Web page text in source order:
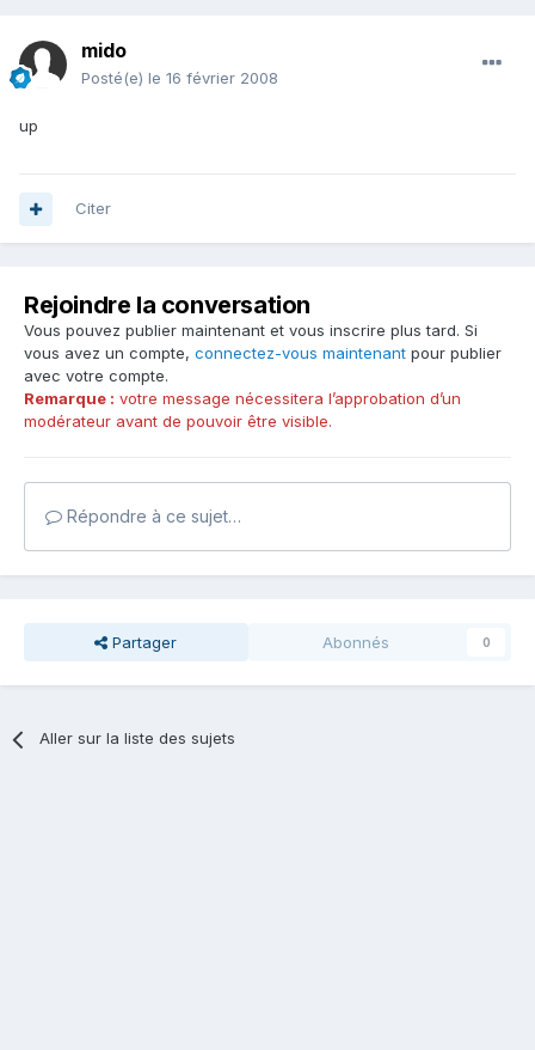
mido
Posté(e) le 16 février 2008
up
Citer
Rejoindre la conversation
Vous pouvez publier maintenant et vous inscrire plus tard. Si
vous avez un compte, connectez-vous maintenant pour publier
avec votre compte.
Remarque : votre message nécessitera l’approbation d’un
modérateur avant de pouvoir être visible.
Répondre à ce sujet…
Partager Abonnés 0
Aller sur la liste des sujets